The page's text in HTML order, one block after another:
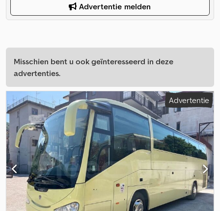
Advertentie melden
Misschien bent u ook geïnteresseerd in deze
advertenties.
Advertentie